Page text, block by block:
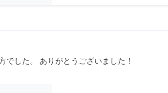
でした。 ありがとうございました！